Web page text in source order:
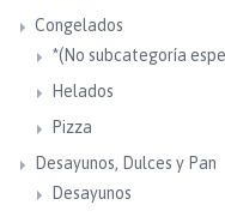
Congelados
*(No subcategoría
Helados
Pizza
Desayunos, Dulces y Pan
Desayunos